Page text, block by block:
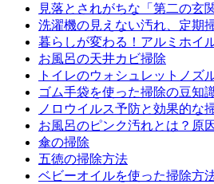
見落とされがちな「第二の玄
洗濯機の見えない汚れ、定期
暮らしが変わる！アルミホイ
お風呂の天井カビ掃除
トイレのウォシュレットノズ
ゴム手袋を使った掃除の豆知
ノロウイルス予防と効果的な
お風呂のピンク汚れとは？原
傘の掃除
五徳の掃除方法
ベビーオイルを使った掃除方